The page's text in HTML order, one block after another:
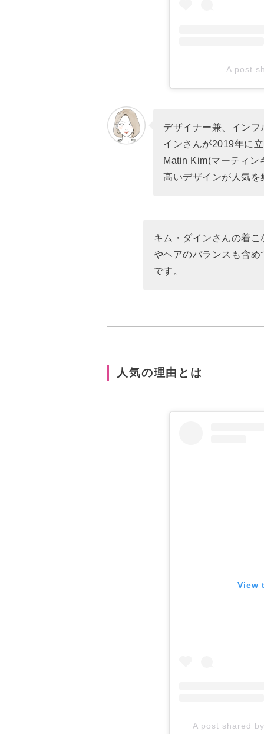
A post
デザイナー兼、イン
インさんが2019年に
Matin Kim(マーティン
高いデザインが人気
キム・ダインさんの着
やヘアのバランスも含
です。
人気の理由とは
View
A post shared